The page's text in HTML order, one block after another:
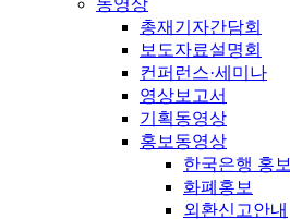
동영상
총재기자간담회
보도자료설명회
컨퍼런스·세미나
영상보고서
기획동영상
홍보동영상
한국은행 홍보
화폐홍보
외환신고안내